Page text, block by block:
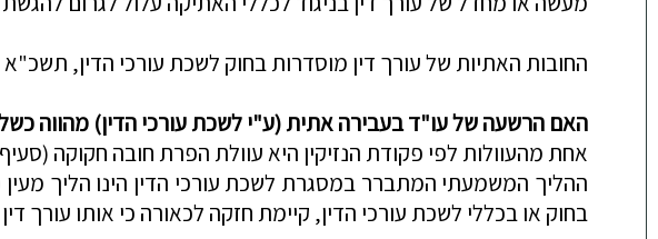
החובות האתיות של עורך דין מוסדרות בחוק לשכת עורכי הדין, תשכ"א
האם הרשעה של עו"ד בעבירה אתית (ע"י לשכת עורכי הדין) מהווה
אחת מהעוולות לפי פקודת הנזיקין היא עוולת הפרת חובה חקוקה (סעיף 63 לפקודת הנזיקין).
ההליך המשמעתי המתברר במסגרת לשכת עורכי הדין הינו הליך מעין
בחוק או בכללי לשכת עורכי הדין, קיימת חזקה לכאורה כי אותו עורך